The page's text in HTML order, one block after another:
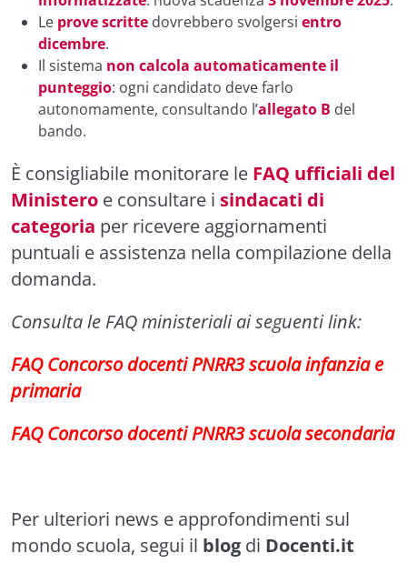
Le prove scritte dovrebbero svolgersi entro
dicembre.
Il sistema non calcola automaticamente il
punteggio: ogni candidato deve farlo
autonomamente, consultando l’allegato B del
bando.
È consigliabile monitorare le FAQ ufficiali del
Ministero e consultare i sindacati di
categoria per ricevere aggiornamenti
puntuali e assistenza nella compilazione della
domanda.
Consulta le FAQ ministeriali ai seguenti link:
FAQ Concorso docenti PNRR3 scuola infanzia e
primaria
FAQ Concorso docenti PNRR3 scuola secondaria
Per ulteriori news e approfondimenti sul
mondo scuola, segui il blog di Docenti.it